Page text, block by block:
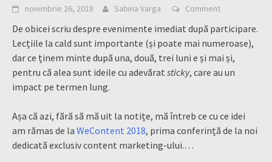
noiembrie 26, 2018 Sabina Varga Comment
De obicei scriu despre evenimente imediat după participare.
Lecțiile la cald sunt importante (și poate mai numeroase),
dar ce ținem minte după una, două, trei luni e și mai și,
pentru că alea sunt ideile cu adevărat sticky, care au un
impact pe termen lung.
Așa că azi, fără să mă uit la notițe, mă întreb ce cu ce idei
am rămas de la WeContent 2018, prima conferință de la noi
dedicată exclusiv content marketing-ului.…